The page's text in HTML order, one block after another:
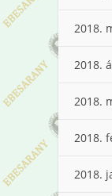
2018.
2018.
2018.
2018.
2018.